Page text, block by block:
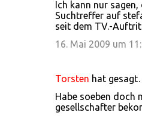
Ich kann nur
Suchtreffer auf
seit dem TV.-
16. Mai 2009 um
Torsten hat
Habe soeben doch
gesellschafter